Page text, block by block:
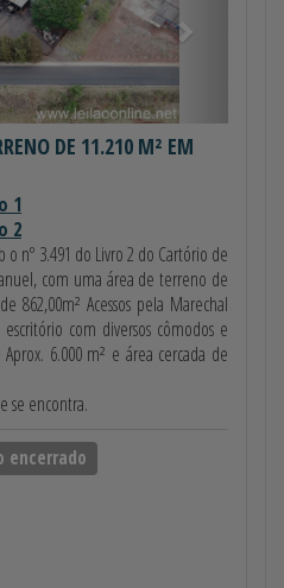
DE 11.210 M² EM
1
2
nº 3.491 do Livro 2 do Cartório de
com uma área de terreno de
862,00m² Acessos pela Marechal
com diversos cômodos e
6.000 m² e área cercada de
se encontra.
encerrado